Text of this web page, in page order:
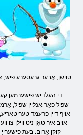
טוישן, אָבער גרעסערע פיש,
די העלדיש פישערמען
שפּיל פֿאַר אָנליין שפּיל,
אויף דיין פרעמד
אויב איר טאָן ניט ווילן צו
קוקן אַרום. בעת